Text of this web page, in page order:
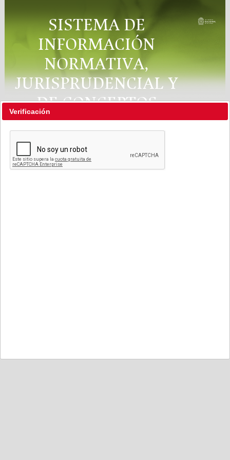
SISTEMA DE
INFORMACIÓN
NORMATIVA,
JURISPRUDENCIAL Y
DE CONCEPTOS
"RÉGIMEN LEGAL"
Verificación